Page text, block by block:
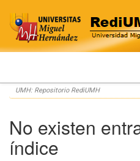
Skip
navigation
UMH: Repositorio RediUMH
No existen
índice